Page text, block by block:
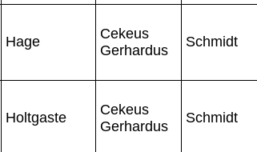
Hage
Cekeus
Gerhardus
Schmidt
Holtgaste
Cekeus
Gerhardus
Schmidt